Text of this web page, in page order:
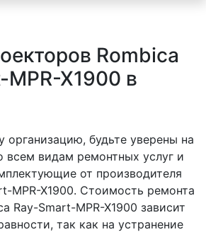
Rombica
X1900 в
будьте уверены на
всем видам ремонтных услуг и
от производителя
MPR-X1900. Стоимость ремонта
Ray-Smart-MPR-X1900 зависит
так как на устранение